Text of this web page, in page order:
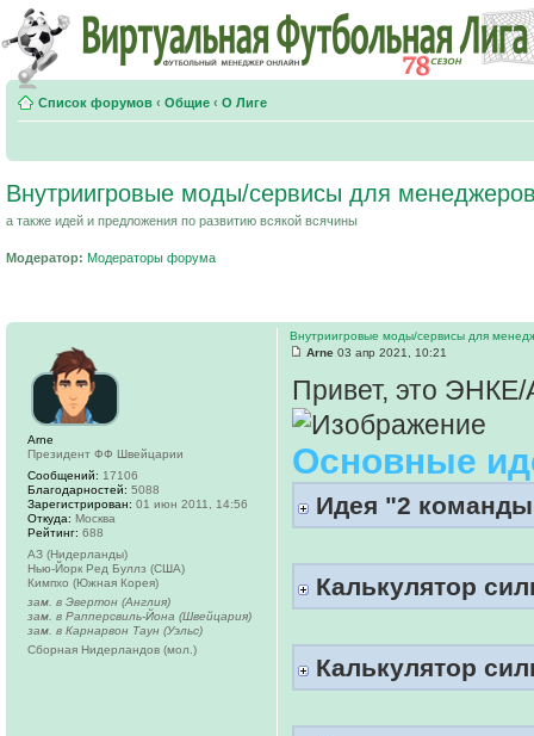
Список форумов ‹ Общие ‹ О Лиге
Внутриигровые моды/сервисы для
а также идей и предложения по развитию всякой всячины
Модератор: Модераторы форума
Внутриигровые моды/сервисы для
Arne 03 апр 2021, 10:21
Привет, это
Основные
Идея "2 команды
Калькулятор
Калькулятор
Arne
Президент ФФ Швейцарии
Сообщений: 17106
Благодарностей: 5088
Зарегистрирован: 01 июн 2011, 14:56
Откуда: Москва
Рейтинг: 688
АЗ (Нидерланды)
Нью-Йорк Ред Буллз (США)
Кимпхо (Южная Корея)
зам. в Эвертон (Англия)
зам. в Рапперсвиль-Йона (Швейцария)
зам. в Карнарвон Таун (Уэльс)
Сборная Нидерландов (мол.)